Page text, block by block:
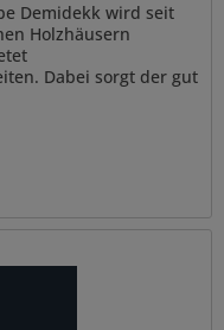
Demidekk wird seit
Holzhäusern
Dabei sorgt der gut